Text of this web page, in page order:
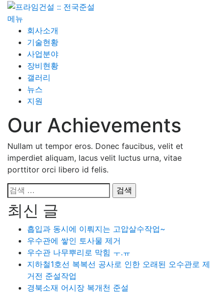
메뉴
회사소개
기술현황
사업분야
장비현황
갤러리
뉴스
지원
Our Achievements
Nullam ut tempor eros. Donec faucibus, velit et
imperdiet aliquam, lacus velit luctus urna, vitae
porttitor orci libero id felis.
검
색:
최신 글
흡입과 동시에 이뤄지는 고압살수작업~
우수관에 쌓인 토사물 제거
우수관 나무뿌리로 막힘 ㅜ.ㅠ
지하철1호선 복복선 공사로 인한 오래된 오수관로 제
거전 준설작업
경북소재 어시장 복개천 준설